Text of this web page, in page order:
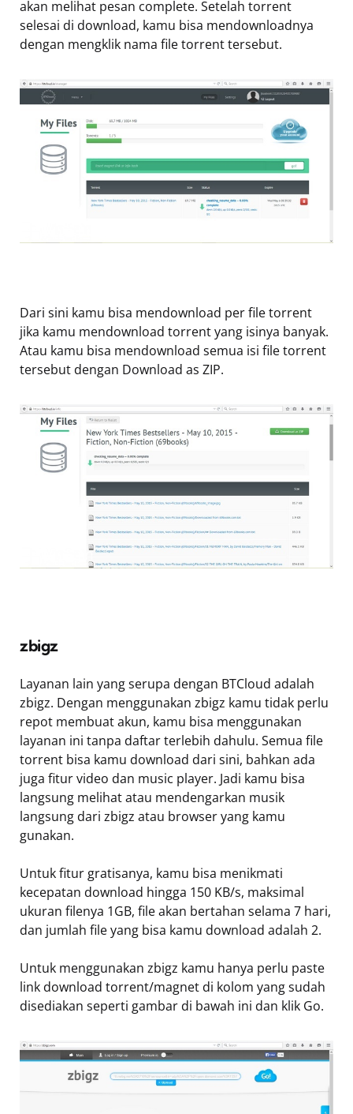
akan melihat pesan complete. Setelah torrent
selesai di download, kamu bisa mendownloadnya
dengan mengklik nama file torrent tersebut.
Dari sini kamu bisa mendownload per file torrent
jika kamu mendownload torrent yang isinya banyak.
Atau kamu bisa mendownload semua isi file torrent
tersebut dengan Download as ZIP.
zbigz
Layanan lain yang serupa dengan BTCloud adalah
zbigz. Dengan menggunakan zbigz kamu tidak perlu
repot membuat akun, kamu bisa menggunakan
layanan ini tanpa daftar terlebih dahulu. Semua file
torrent bisa kamu download dari sini, bahkan ada
juga fitur video dan music player. Jadi kamu bisa
langsung melihat atau mendengarkan musik
langsung dari zbigz atau browser yang kamu
gunakan.
Untuk fitur gratisanya, kamu bisa menikmati
kecepatan download hingga 150 KB/s, maksimal
ukuran filenya 1GB, file akan bertahan selama 7 hari,
dan jumlah file yang bisa kamu download adalah 2.
Untuk menggunakan zbigz kamu hanya perlu paste
link download torrent/magnet di kolom yang sudah
disediakan seperti gambar di bawah ini dan klik Go.